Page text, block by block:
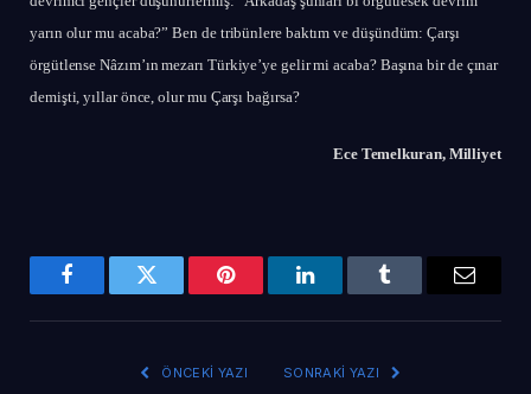
yarın olur mu acaba?” Ben de tribünlere baktım ve düşündüm: Çarşı
örgütlense Nâzım’ın mezarı Türkiye’ye gelir mi acaba? Başına bir de çınar
demişti, yıllar önce, olur mu Çarşı bağırsa?
Ece Temelkuran, Milliyet
FacebookTwitter Pinterest LinkedInTumblr Email
ÖNCEKI YAZI SONRAKI YAZI